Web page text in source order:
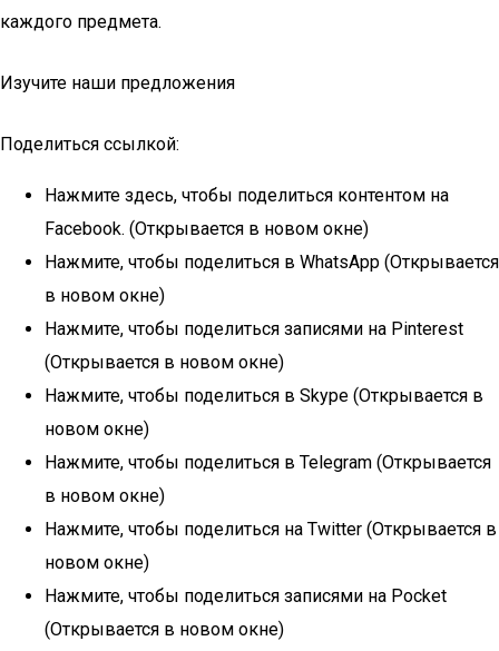
каждого предмета.
Изучите наши предложения
Поделиться ссылкой:
Нажмите здесь, чтобы поделиться контентом на
Facebook. (Открывается в новом окне)
Нажмите, чтобы поделиться в WhatsApp (Открывается
в новом окне)
Нажмите, чтобы поделиться записями на Pinterest
(Открывается в новом окне)
Нажмите, чтобы поделиться в Skype (Открывается в
новом окне)
Нажмите, чтобы поделиться в Telegram (Открывается
в новом окне)
Нажмите, чтобы поделиться на Twitter (Открывается в
новом окне)
Нажмите, чтобы поделиться записями на Pocket
(Открывается в новом окне)